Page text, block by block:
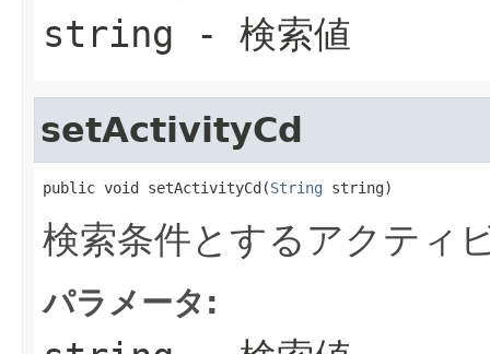
string - 検索値
setActivityCd
public void setActivityCd(String string)
検索条件とするアクティ
パラメータ: